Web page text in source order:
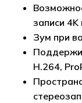
записи 4K
Зум при
H.264,